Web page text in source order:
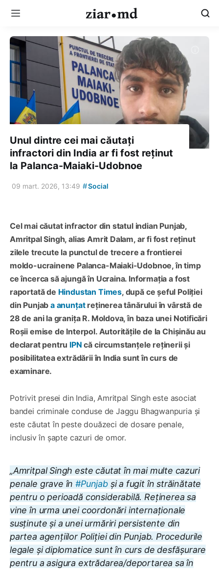
Unul dintre cei mai căutați
infractori din India ar fi fost reținut
la Palanca-Maiaki-Udobnoe
09 mart. 2026, 13:49 #Social
Cel mai căutat infractor din statul indian Punjab,
Amritpal Singh, alias Amrit Dalam, ar fi fost reținut
zilele trecute la punctul de trecere a frontierei
moldo-ucrainene Palanca-Maiaki-Udobnoe, în timp
ce încerca să ajungă în Ucraina. Informația a fost
raportată de Hindustan Times, după ce șeful Poliției
din Punjaba anunțatreținerea tânărului în vârstă de
28 de ani la granița R. Moldova, în baza unei Notificări
Roșii emise de Interpol. Autoritățile de la Chișinău au
declarat pentru IPNcă circumstanțele reținerii și
posibilitatea extrădării în India sunt în curs de
examinare.
Potrivit presei din India, Amritpal Singh este asociat
bandei criminale conduse de Jaggu Bhagwanpuria și
este căutat în peste douăzeci de dosare penale,
inclusiv în șapte cazuri de omor.
„Amritpal Singh este căutat în mai multe cazuri
penale grave în#Punjabși a fugit în străinătate
pentru o perioadă considerabilă. Reținerea sa
vine în urma unei coordonări internaționale
susținute și a unei urmăriri persistente din
partea agențiilor Poliției din Punjab. Procedurile
legale și diplomatice sunt în curs de desfășurare
pentru a asigura extrădarea/deportarea sa în